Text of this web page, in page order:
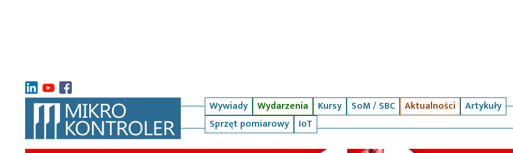
Wywiady Wydarzenia Kursy SoM / SBC Aktualności
Artykuły
Sprzęt pomiarowy
IoT